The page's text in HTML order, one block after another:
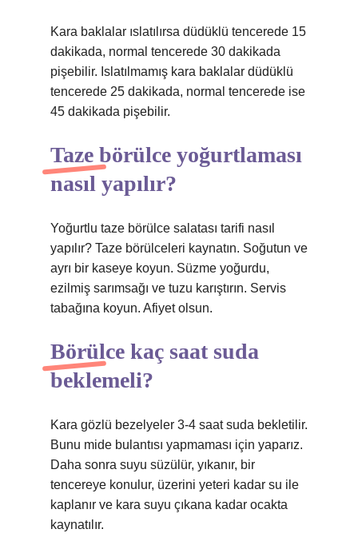
Kara baklalar ıslatılırsa düdüklü tencerede 15
dakikada, normal tencerede 30 dakikada
pişebilir. Islatılmamış kara baklalar düdüklü
tencerede 25 dakikada, normal tencerede ise
45 dakikada pişebilir.
Taze börülce yoğurtlaması
nasıl yapılır?
Yoğurtlu taze börülce salatası tarifi nasıl
yapılır? Taze börülceleri kaynatın. Soğutun ve
ayrı bir kaseye koyun. Süzme yoğurdu,
ezilmiş sarımsağı ve tuzu karıştırın. Servis
tabağına koyun. Afiyet olsun.
Börülce kaç saat suda
beklemeli?
Kara gözlü bezelyeler 3-4 saat suda bekletilir.
Bunu mide bulantısı yapmaması için yaparız.
Daha sonra suyu süzülür, yıkanır, bir
tencereye konulur, üzerini yeteri kadar su ile
kaplanır ve kara suyu çıkana kadar ocakta
kaynatılır.